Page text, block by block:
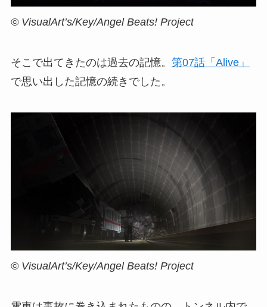
© VisualArt’s/Key/Angel Beats! Project
そこで出てきたのは過去の記憶。 第07話「Alive」
で思い出した記憶の続きでした。
© VisualArt’s/Key/Angel Beats! Project